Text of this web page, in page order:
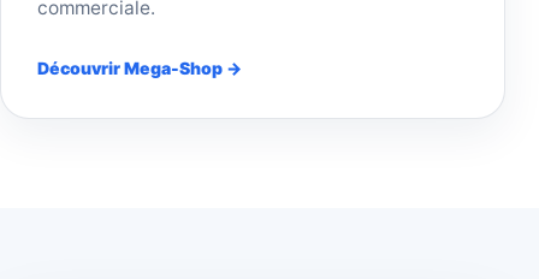
commerciale.
Découvrir Mega-Shop →